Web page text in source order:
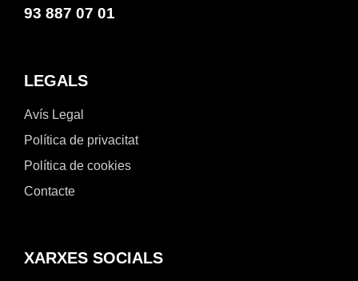
93 887 07 01
LEGALS
Avís Legal
Política de privacitat
Política de cookies
Contacte
XARXES SOCIALS